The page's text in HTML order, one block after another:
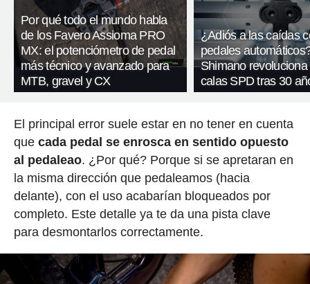
Por qué todo el mundo habla
de los Favero Assioma PRO
MX: el potenciómetro de pedal
más técnico y avanzado para
MTB, gravel y CX
¿Adiós a las caídas
pedales
Shimano revoluciona
calas SPD tras 30
El principal error suele estar en no tener en cuenta
que cada pedal se enrosca en sentido opuesto
al pedaleao. ¿Por qué? Porque si se apretaran en
la misma dirección que pedaleamos (hacia
delante), con el uso acabarían bloqueados por
completo. Este detalle ya te da una pista clave
para desmontarlos correctamente.